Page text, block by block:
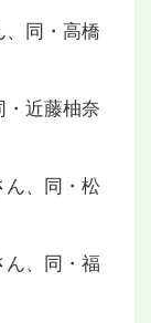
、同・高橋
近藤柚奈
ん、同・松
、同・福